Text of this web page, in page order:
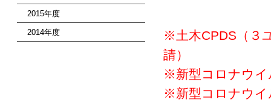
2015年度
2014年度
※土木CPDS（３
請）
※新型コロナウイ
※新型コロナウイ